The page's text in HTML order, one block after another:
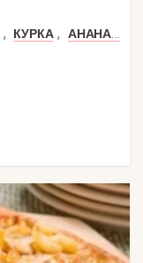
, КУРКА ,
АНАНАС